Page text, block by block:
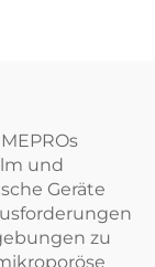
und
Geräte
zu